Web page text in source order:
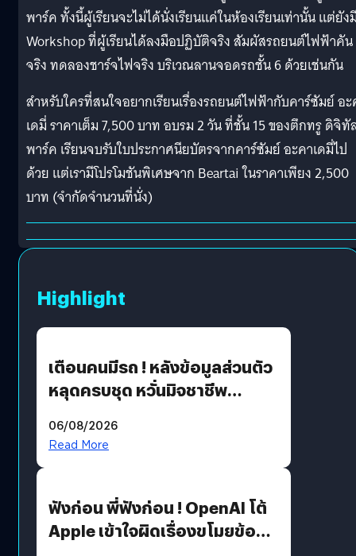
พาร์ค ทั้งนี้ผู้เรียนจะไม่ได้นั่งเรียนแค่ในห้องเรียนเท่านั้น แต่ยัง
Workshop ที่ผู้เรียนได้ลงมือปฏิบัติจริง สัมผัสรถยนต์ไฟฟ้าคัน
จริง ทดลองชาร์จไฟจริง บริเวณลานจอดรถชั้น 6 ด้วยเช่นกัน
สำหรับใครที่สนใจอยากเรียนเรื่องรถยนต์ไฟฟ้ากับคาร์ซัมย์ อ
เดมี่ ราคาเต็ม 7,500 บาท อบรม 2 วัน ที่ชั้น 15 ของตึกทรู ดิจิทั
พาร์ค เรียนจบรับใบประกาศนียบัตรจากคาร์ซัมย์ อะคาเดมี่ไป
ด้วย แต่เรามีโปรโมชันพิเศษจาก Beartai ในราคาเพียง 2,500
บาท (จำกัดจำนวนที่นั่ง)
Highlight
เตือนคนมีรถ ! หลังข้อมูลส่วนตัว
หลุดครบชุด หวั่นมิจชาชีพ
รหัสผ่านหลุด ไม่ใช่แฮกเกอร์
06/08/2026
Read More
ฟังก่อน พี่ฟังก่อน ! OpenAI โต้
Apple เข้าใจผิดเรื่องขโมยข้อมูล